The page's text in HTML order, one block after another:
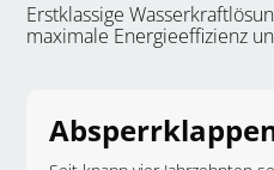
Erstklassige
maximale Energieeffizienz